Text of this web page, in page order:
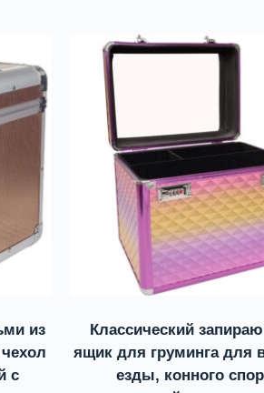
из
с
Классический
ящик для груминга для
езды, конного